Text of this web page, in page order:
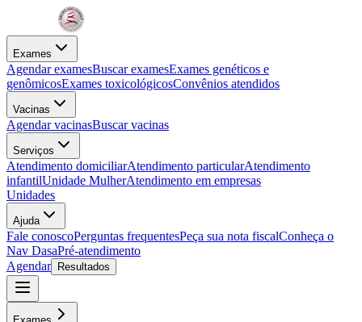
Exames
Agendar examesBuscar examesExames genéticos e
genômicosExames toxicológicosConvênios atendidos
Vacinas
Agendar vacinasBuscar vacinas
Serviços
Atendimento domiciliarAtendimento particularAtendimento
infantilUnidade MulherAtendimento em empresas
Unidades
Ajuda
Fale conoscoPerguntas frequentesPeça sua nota fiscalConheça o
Nav DasaPré-atendimento
Agendar
Resultados